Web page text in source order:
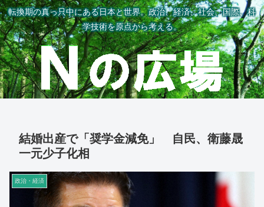
転換期の真っ只中にある日本と世界。政治、経済、社会、国際、科
学技術を原点から考える。
結婚出産で「奨学金減免」 自民、衛藤晟
一元少子化相
政治・経済